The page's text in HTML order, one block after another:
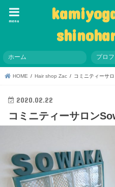
menu
ホーム プロ
HOME Hair shop Zac コミニティーサ
2020.02.22
コミニティーサロン